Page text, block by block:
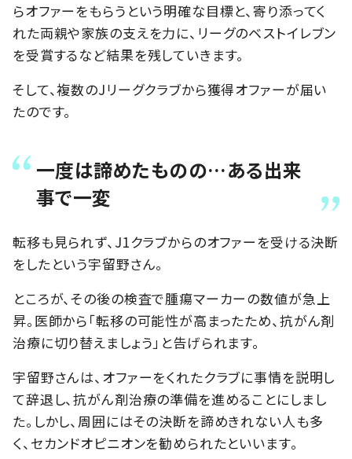
らオファーをもらうという明確な目標と、寄り添ってく
れた両親や家族の支えを力に、リーグのベストイレブン
を受賞するなど結果を残していきます。
そして、複数のJリーグクラブから獲得オファーが届い
たのです。
一度は諦めたものの…ある出来
事で一変
転移も見られず、J1クラブからのオファーを受ける決断
をしたという宇留野さん。
ところが、その後の検査で腫瘍マーカーの数値が急上
昇。医師から「転移の可能性が高まったため、抗がん剤
治療に切り替えましょう」と告げられます。
宇留野さんは、オファーをくれたクラブに事情を説明し
て辞退し、抗がん剤治療の準備を進めることにしまし
た。しかし、周囲にはその決断を諦めきれない人も多
く、セカンドオピニオンを勧められたといいます。